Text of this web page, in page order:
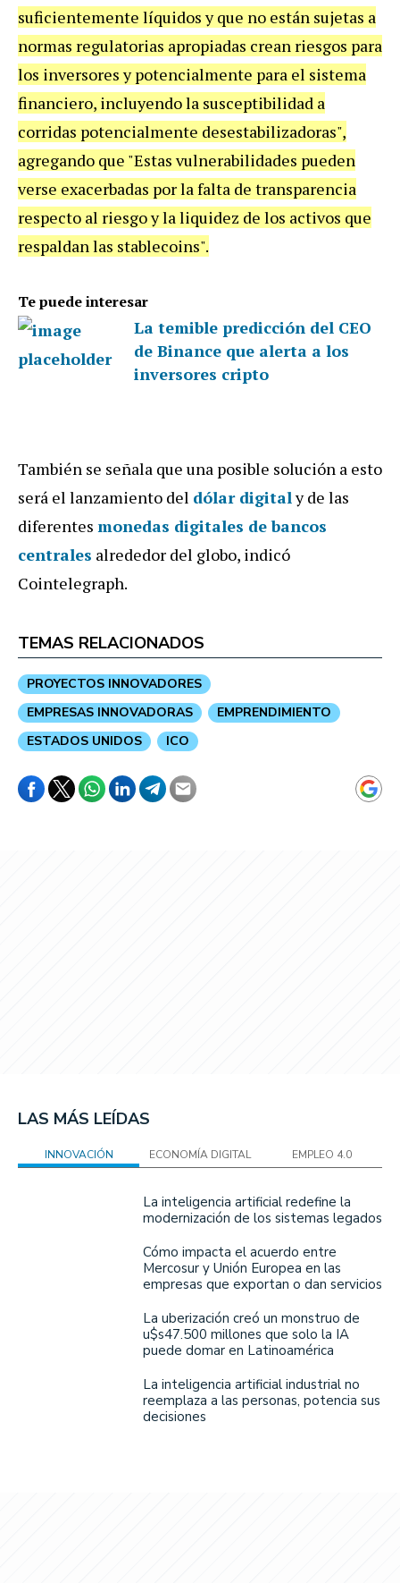
suficientemente líquidos y que no están sujetas a
normas regulatorias apropiadas crean riesgos para
los inversores y potencialmente para el sistema
financiero, incluyendo la susceptibilidad a
corridas potencialmente desestabilizadoras",
agregando que "Estas vulnerabilidades pueden
verse exacerbadas por la falta de transparencia
respecto al riesgo y la liquidez de los activos que
respaldan las stablecoins".
Te puede interesar
La temible predicción del CEO
de Binance que alerta a los
inversores cripto
También se señala que una posible solución a esto
será el lanzamiento del dólar digitaly de las
diferentes monedas digitales de bancos
centrales alrededor del globo, indicó
Cointelegraph.
TEMAS RELACIONADOS
PROYECTOS INNOVADORES
EMPRESAS INNOVADORAS
EMPRENDIMIENTO
ESTADOS UNIDOS
ICO
LAS MÁS LEÍDAS
INNOVACIÓN ECONOMÍA DIGITAL EMPLEO 4.0
La inteligencia artificial redefine la
modernización de los sistemas legados
Cómo impacta el acuerdo entre
Mercosur y Unión Europea en las
empresas que exportan o dan servicios
La uberización creó un monstruo de
u$s47.500 millones que solo la IA
puede domar en Latinoamérica
La inteligencia artificial industrial no
reemplaza a las personas, potencia sus
decisiones